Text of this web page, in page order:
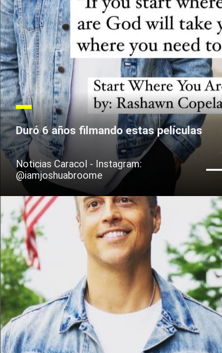
Duró 6 años filmando estas películas
Noticias Caracol - Instagram:
@iamjoshuabroome